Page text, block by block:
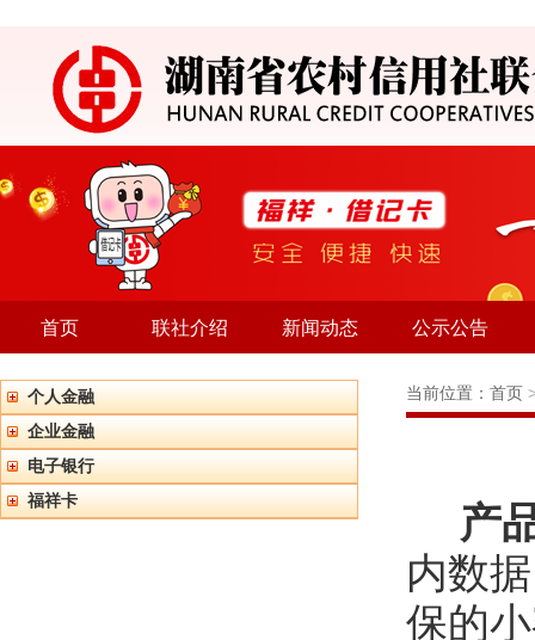
首页 联社介绍 新闻动态 公示公告
个人金融
企业金融
电子银行
福祥卡
当前位置： 首页
产
内数
保的